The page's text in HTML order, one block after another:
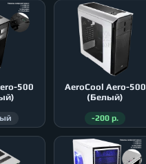
500
AeroСool Aero-500
(Белый)
-200 р.